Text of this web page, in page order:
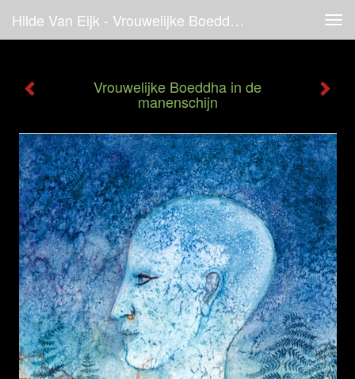
Hilde Van Eijk - Vrouwelijke Boeddha In De Manenschijn
Vrouwelijke Boeddha in de
manenschijn